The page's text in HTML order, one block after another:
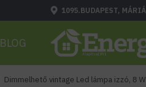
1095.BUDAPEST,
BLOG
Dimmelhető vintage Led lámpa izzó, 8